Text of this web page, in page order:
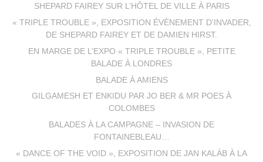
SHEPARD FAIREY SUR L’HÔTEL DE VILLE À PARIS
« TRIPLE TROUBLE », EXPOSITION ÉVÈNEMENT D’INVADER,
DE SHEPARD FAIREY ET DE DAMIEN HIRST.
EN MARGE DE L’EXPO « TRIPLE TROUBLE », PETITE
BALADE À LONDRES
BALADE À AMIENS
GILGAMESH ET ENKIDU PAR JO BER & MR POES À
COLOMBES
BALADES À LA CAMPAGNE – INVASION DE
FONTAINEBLEAU…
« DANCE OF THE VOID », EXPOSITION DE JAN KALÁB À LA